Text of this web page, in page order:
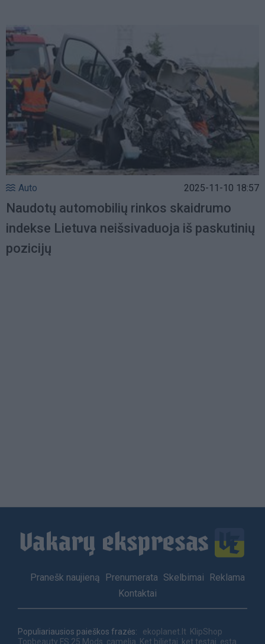
Auto 2025-11-10 18:57
Naudotų automobilių rinkos skaidrumo
indekse Lietuva neišsivaduoja iš paskutinių
pozicijų
Footer
Pranešk naujieną Prenumerata Skelbimai
Reklama
Kontaktai
Populiariausios paieškos frazės: ekoplanet.lt KlipShop
Topbeauty FS 25 Mods camelia Ket bilietai ket testai esta